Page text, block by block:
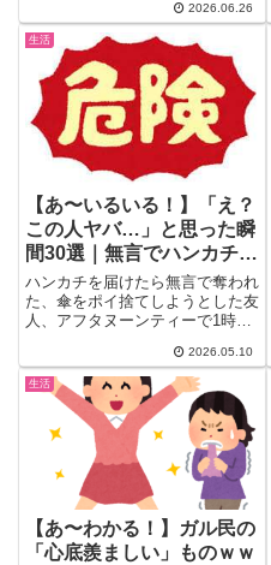
ネミーの見分け方・意地悪グルー
プの心理メカニズムまで、リアル
な声でまとめます。
2026.06.26
生活
【あ〜いるいる！】「え？
この人ヤバ…」と思った瞬
間30選｜無言でハンカチ奪
い・傘ポイ捨て・1時間写
真撮るだけetc
ハンカチを届けたら無言で奪われ
た、傘をポイ捨てしようとした友
人、アフタヌーンティーで1時間
2026.05.10
生活
【あ〜わかる！】ガル民の
「心底羨ましい」ものｗｗ